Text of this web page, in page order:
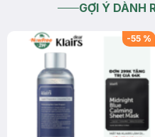
GỢI Ý DÀNH
-55 %